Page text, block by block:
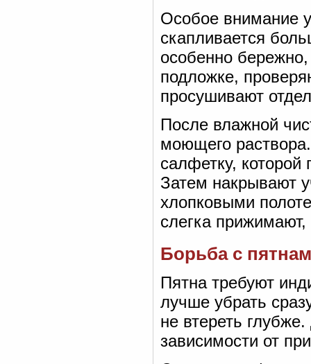
Особое внимание
скапливается
особенно
подложке,
просушивают
После влажной
моющего
салфетку, которой
Затем накрывают
хлопковыми
слегка
Борьба с
Пятна требуют
лучше убрать
не втереть
зависимости от